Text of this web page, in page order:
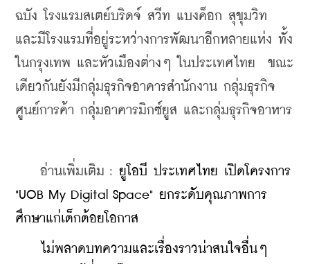
ฉบัง โรงแรมสเตย์บริดจ์ สวีท แบงค็อก สุขุมวิท
และมีโรงแรมที่อยู่ระหว่างการพัฒนาอีกหลายแห่ง ทั้ง
ในกรุงเทพ และหัวเมืองต่างๆ ในประเทศไทย  ขณะ
เดียวกันยังมีกลุ่มธุรกิจอาคารสำนักงาน กลุ่มธุรกิจ
อ่านเพิ่มเติม : ยูโอบี ประเทศไทย เปิดโครงการ
"UOB My Digital Space" ยกระดับคุณภาพการ
ศึกษาแก่เด็กด้อยโอกาส
ไม่พลาดบทความและเรื่องราวน่าสนใจอื่นๆ